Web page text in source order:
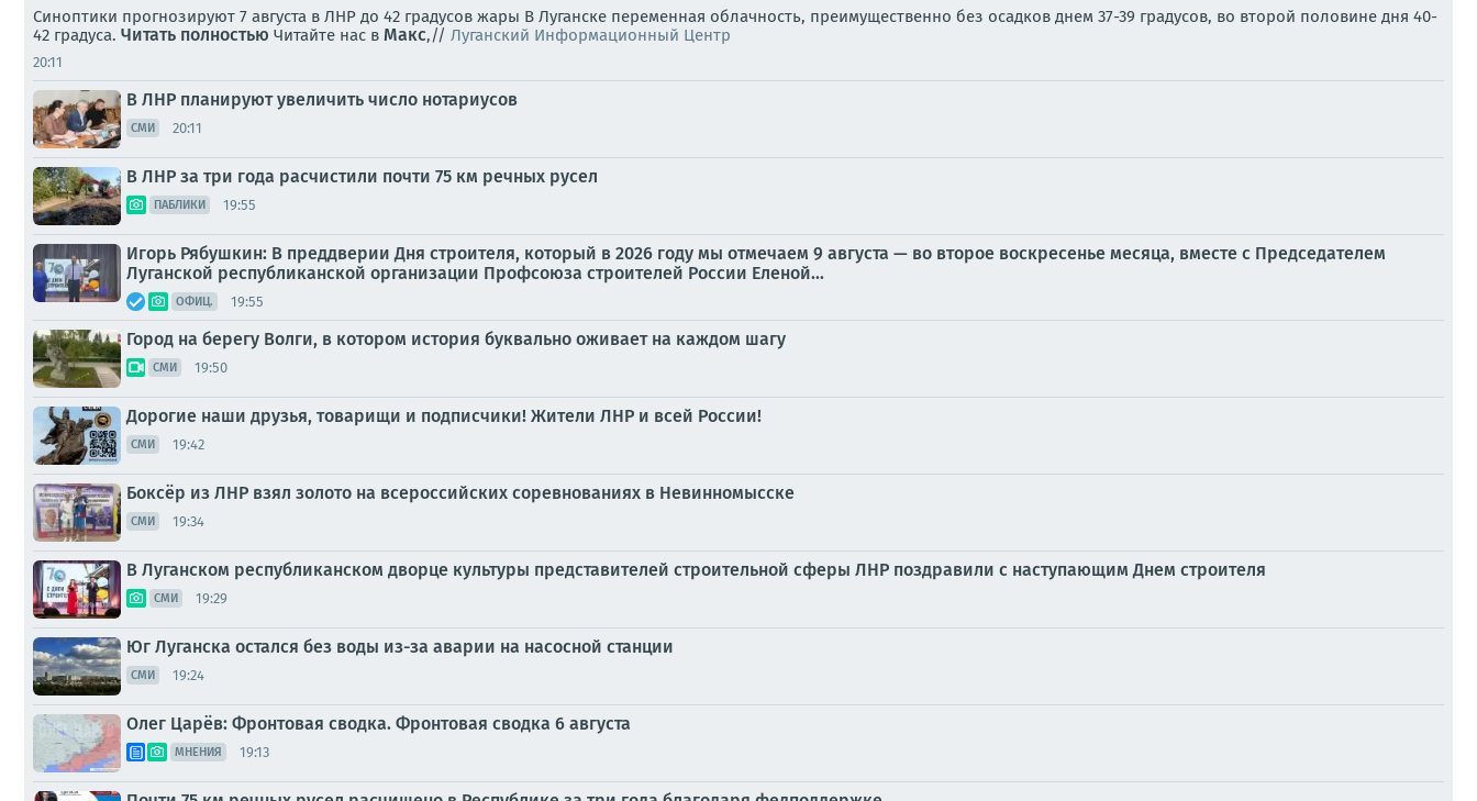
Синоптики прогнозируют 7 августа в ЛНР до 42 градусов жары В Луганске переменная облачность, преимущественно без осадков днем 37-39 градусов, во второй половине дня 40-
42 градуса. Читать полностью Читайте нас в Макс,// Луганский Информационный Центр
20:11
В ЛНР планируют увеличить число нотариусов
СМИ 20:11
В ЛНР за три года расчистили почти 75 км речных русел
ПАБЛИКИ 19:55
Игорь Рябушкин: В преддверии Дня строителя, который в 2026 году мы отмечаем 9 августа — во второе воскресенье месяца, вместе с Председателем
Луганской республиканской организации Профсоюза строителей России Еленой...
ОФИЦ. 19:55
Город на берегу Волги, в котором история буквально оживает на каждом шагу
СМИ 19:50
Дорогие наши друзья, товарищи и подписчики! Жители ЛНР и всей России!
СМИ 19:42
Боксёр из ЛНР взял золото на всероссийских соревнованиях в Невинномысске
СМИ 19:34
В Луганском республиканском дворце культуры представителей строительной сферы ЛНР поздравили с наступающим Днем строителя
СМИ 19:29
Юг Луганска остался без воды из-за аварии на насосной станции
СМИ 19:24
Олег Царёв: Фронтовая сводка. Фронтовая сводка 6 августа
МНЕНИЯ 19:13